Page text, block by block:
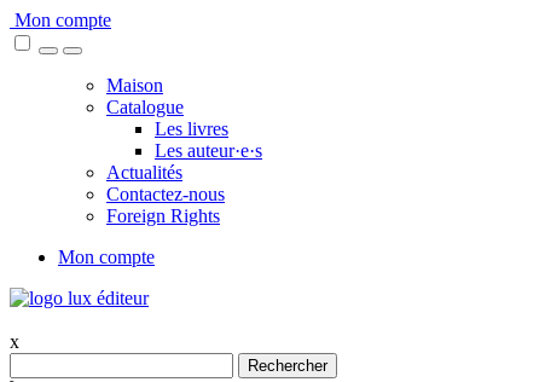
Skip
to
Mon compte
Maison
Catalogue
Les livres
Les auteur·e·s
Actualités
Contactez-nous
Foreign Rights
Mon compte
x
Rechercher